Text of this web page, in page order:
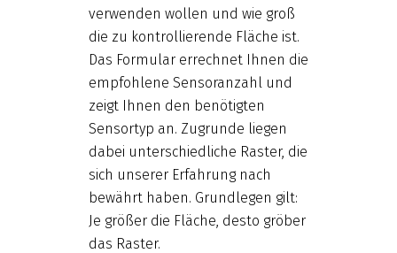
verwenden wollen und wie groß
die zu kontrollierende Fläche ist.
Das Formular errechnet Ihnen die
empfohlene Sensoranzahl und
zeigt Ihnen den benötigten
Sensortyp an. Zugrunde liegen
dabei unterschiedliche Raster, die
sich unserer Erfahrung nach
bewährt haben. Grundlegen gilt:
Je größer die Fläche, desto gröber
das Raster.